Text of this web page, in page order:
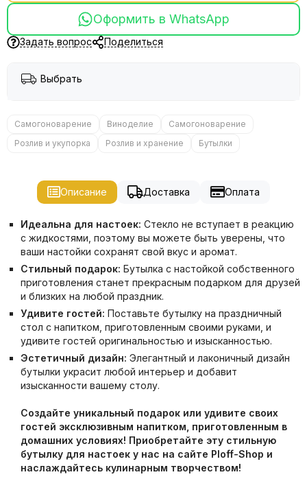
Оформить в WhatsApp
Задать вопрос Поделиться
Выбрать
Самогоноварение Виноделие
Самогоноварение
Розлив и укупорка
Розлив и хранение Бутылки
Описание Доставка Оплата
Идеальна для настоек: Стекло не вступает в реакцию
с жидкостями, поэтому вы можете быть уверены, что
ваши настойки сохранят свой вкус и аромат.
Стильный подарок: Бутылка с настойкой собственного
приготовления станет прекрасным подарком для друзей
и близких на любой праздник.
Удивите гостей: Поставьте бутылку на праздничный
стол с напитком, приготовленным своими руками, и
удивите гостей оригинальностью и изысканностью.
Эстетичный дизайн: Элегантный и лаконичный дизайн
бутылки украсит любой интерьер и добавит
изысканности вашему столу.
Создайте уникальный подарок или удивите своих
гостей эксклюзивным напитком, приготовленным в
домашних условиях! Приобретайте эту стильную
бутылку для настоек у нас на сайте Ploff-Shop и
наслаждайтесь кулинарным творчеством!